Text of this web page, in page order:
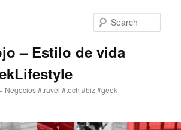
– Estilo de vida
Negocios #travel #tech #biz #geek